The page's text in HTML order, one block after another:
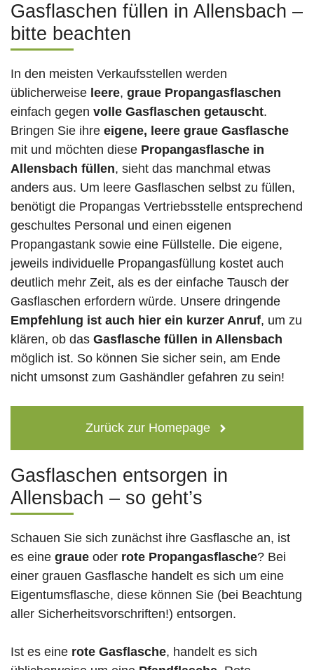
Gasflaschen füllen in Allensbach –
bitte beachten
In den meisten Verkaufsstellen werden
üblicherweise leere, graue Propangasflaschen
einfach gegen volle Gasflaschen getauscht.
Bringen Sie ihre eigene, leere graue Gasflasche
mit und möchten diese Propangasflasche in
Allensbach füllen, sieht das manchmal etwas
anders aus. Um leere Gasflaschen selbst zu füllen,
benötigt die Propangas Vertriebsstelle entsprechend
geschultes Personal und einen eigenen
Propangastank sowie eine Füllstelle. Die eigene,
jeweils individuelle Propangasfüllung kostet auch
deutlich mehr Zeit, als es der einfache Tausch der
Gasflaschen erfordern würde. Unsere dringende
Empfehlung ist auch hier ein kurzer Anruf, um zu
klären, ob das Gasflasche füllen in Allensbach
möglich ist. So können Sie sicher sein, am Ende
nicht umsonst zum Gashändler gefahren zu sein!
Zurück zur Homepage
Gasflaschen entsorgen in
Allensbach – so geht’s
Schauen Sie sich zunächst ihre Gasflasche an, ist
es eine graue oder rote Propangasflasche? Bei
einer grauen Gasflasche handelt es sich um eine
Eigentumsflasche, diese können Sie (bei Beachtung
aller Sicherheitsvorschriften!) entsorgen.
Ist es eine rote Gasflasche, handelt es sich